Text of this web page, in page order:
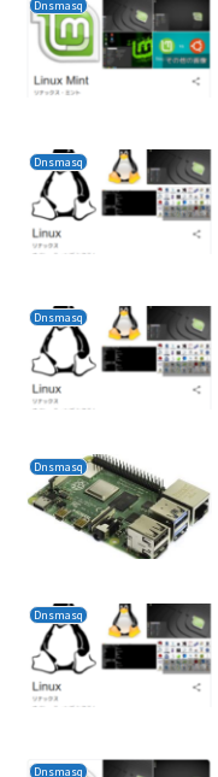
Dnsmasq
Dnsmasq
Dnsmasq
Dnsmasq
Dnsmasq
Dnsmasq